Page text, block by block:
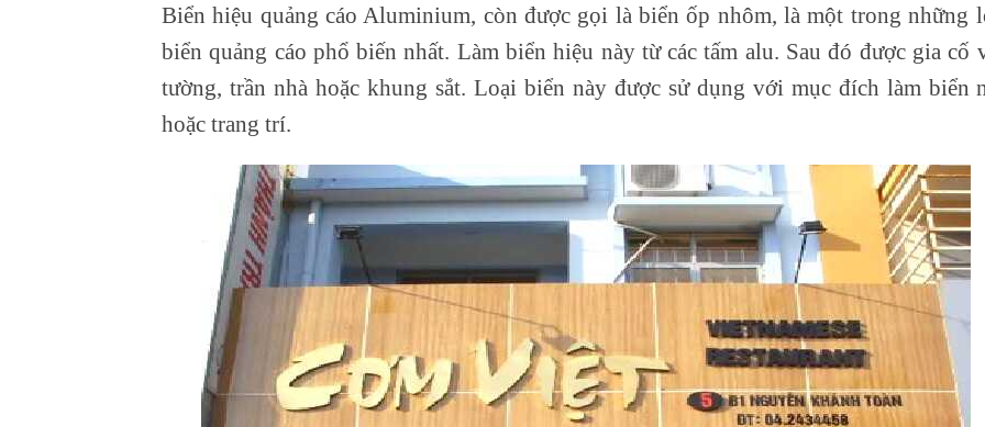
Biển hiệu quảng cáo Aluminium, còn được gọi là biển ốp nhôm, là một trong những
biển quảng cáo phổ biến nhất. Làm biển hiệu này từ các tấm alu. Sau đó được gia cố
tường, trần nhà hoặc khung sắt. Loại biển này được sử dụng với mục đích làm biển
hoặc trang trí.